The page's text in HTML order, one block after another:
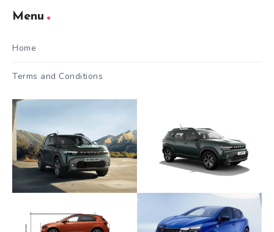
Menu
Home
Terms and Conditions